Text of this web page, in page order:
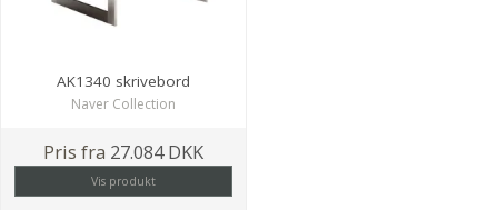
AK1340 skrivebord
Naver Collection
Pris fra 27.084 DKK
Vis produkt